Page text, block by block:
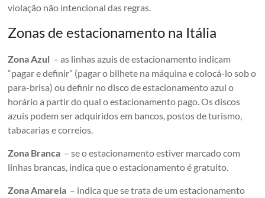
violação não intencional das regras.
Zonas de estacionamento na Itália
Zona Azul – as linhas azuis de estacionamento indicam
“pagar e definir” (pagar o bilhete na máquina e colocá-lo sob o
para-brisa) ou definir no disco de estacionamento azul o
horário a partir do qual o estacionamento pago. Os discos
azuis podem ser adquiridos em bancos, postos de turismo,
tabacarias e correios.
Zona Branca – se o estacionamento estiver marcado com
linhas brancas, indica que o estacionamento é gratuito.
Zona Amarela – indica que se trata de um estacionamento